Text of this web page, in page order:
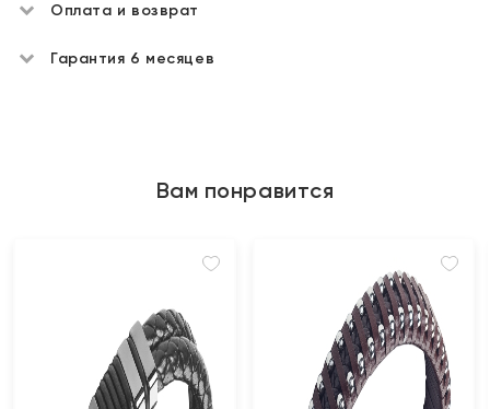
Оплата и возврат
Гарантия 6 месяцев
Вам понравится